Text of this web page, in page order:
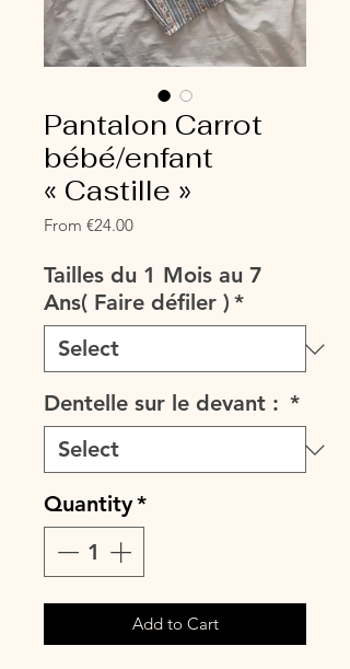
Pantalon Carrot
bébé/enfant
« Castille »
From €24.00Sale
Tailles du 1 Mois au 7
Ans( Faire défiler ) *
Dentelle sur le devant : *
Quantity*
Add to Cart